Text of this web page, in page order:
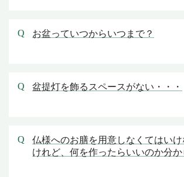
お盆っていつからいつまで？
盆提灯を飾るスペースがない・・・
仏様へのお膳を用意しなくてはい
けれど、何を作ったらいいのか分か